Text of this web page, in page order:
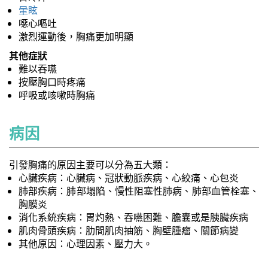
暈眩
噁心嘔吐
激烈運動後，胸痛更加明顯
其他症狀
難以吞嚥
按壓胸口時疼痛
呼吸或咳嗽時胸痛
病因
引發胸痛的原因主要可以分為五大類：
心臟疾病：心臟病、冠狀動脈疾病、心絞痛、心包炎
肺部疾病：肺部塌陷、慢性阻塞性肺病、肺部血管栓塞、
胸膜炎
消化系統疾病：胃灼熱、吞嚥困難、膽囊或是胰臟疾病
肌肉骨頭疾病：肋間肌肉抽筋、胸壁腫瘤、關節病變
其他原因：心理因素、壓力大。